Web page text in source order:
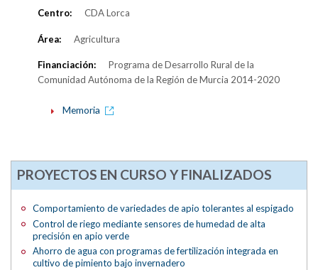
Centro: CDA Lorca
Área: Agricultura
Financiación:
Programa de Desarrollo Rural de la
Comunidad Autónoma de la Región de Murcia 2014-2020
Memoria
PROYECTOS EN CURSO Y FINALIZADOS
Comportamiento de variedades de apio tolerantes al espigado
Control de riego mediante sensores de humedad de alta
precisión en apio verde
Ahorro de agua con programas de fertilización integrada en
cultivo de pimiento bajo invernadero